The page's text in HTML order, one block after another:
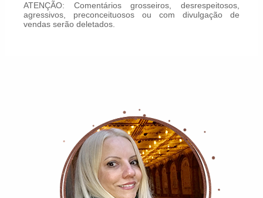
ATENÇÃO: Comentários grosseiros, desrespeitosos,
agressivos, preconceituosos ou com divulgação de
vendas serão deletados.